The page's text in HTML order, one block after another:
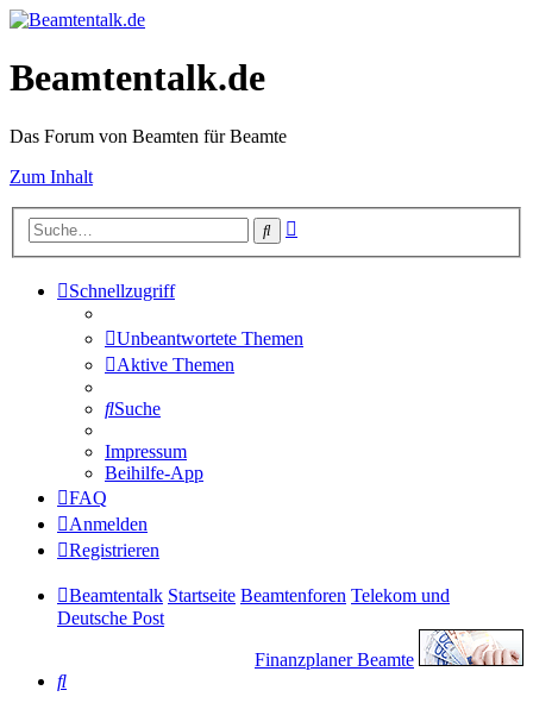
Beamtentalk.de
Das Forum von Beamten für Beamte
Zum Inhalt
Suche
Schnellzugriff
Unbeantwortete Themen
Aktive Themen
Suche
Impressum
Beihilfe-App
FAQ
Anmelden
Registrieren
Beamtentalk Startseite Beamtenforen Telekom und
Deutsche Post
Finanzplaner Beamte
Suche